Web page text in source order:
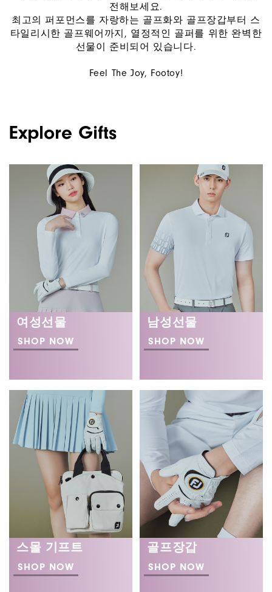
전해보세요.
최고의 퍼포먼스를 자랑하는 골프화와 골프장갑부터 스
타일리시한 골프웨어까지, 열정적인 골퍼를 위한 완벽한
선물이 준비되어 있습니다.
Feel The Joy, Footoy!
Explore Gifts
여성선물
SHOP NOW
남성선물
SHOP NOW
스몰 기프트
SHOP NOW
골프장갑
SHOP NOW